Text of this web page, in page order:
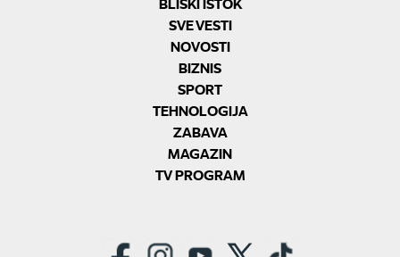
SVE VESTI
NOVOSTI
BIZNIS
SPORT
TEHNOLOGIJA
ZABAVA
MAGAZIN
TV PROGRAM